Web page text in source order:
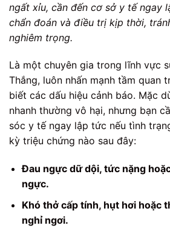
ngất xỉu, cần đến cơ sở y tế ngay
chẩn đoán và điều trị kịp thời,
nghiêm trọng.
Là một chuyên gia trong lĩnh vực
Thắng, luôn nhấn mạnh tầm quan
biết các dấu hiệu cảnh báo. Mặc
nhanh thường vô hại, nhưng bạn
sóc y tế ngay lập tức nếu tình
kỳ triệu chứng nào sau đây:
Đau ngực dữ dội, tức nặng
ngực.
Khó thở cấp tính, hụt hơi hoặc
nghỉ ngơi.